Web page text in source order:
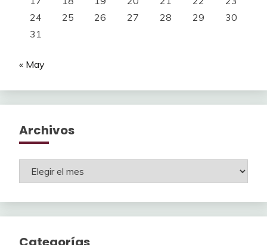
24
25 26 27 28 29
30
31
« May
Archivos
Archivos